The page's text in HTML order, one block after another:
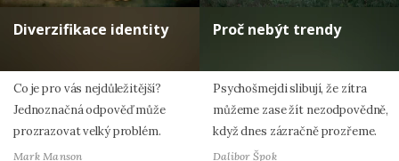
Diverzifikace identity
Co je pro vás nejdůležitější?
Jednoznačná odpověď může
prozrazovat velký problém.
Mark Manson
Proč nebýt trendy
Psychošmejdi slibují, že zítra
můžeme zase žít nezodpovědně,
když dnes zázračně prozřeme.
Dalibor Špok